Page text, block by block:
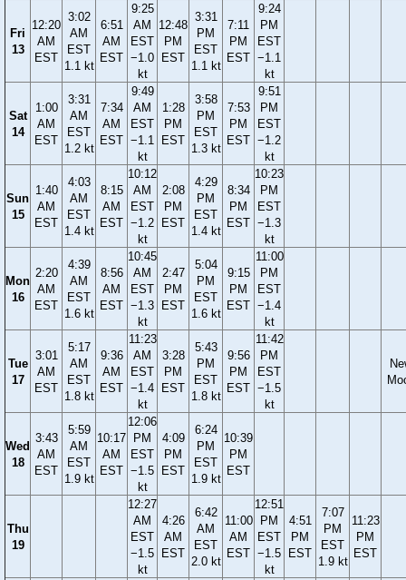
Fri
13
12:20
AM
EST
3:02
AM
EST
1.1 kt
6:51
AM
EST
9:25
AM
EST
−1.0
kt
12:48
PM
EST
3:31
PM
EST
1.1 kt
7:11
PM
EST
9:24
PM
EST
−1.1
kt
Sat
14
1:00
AM
EST
3:31
AM
EST
1.2 kt
7:34
AM
EST
9:49
AM
EST
−1.1
kt
1:28
PM
EST
3:58
PM
EST
1.3 kt
7:53
PM
EST
9:51
PM
EST
−1.2
kt
Sun
15
1:40
AM
EST
4:03
AM
EST
1.4 kt
8:15
AM
EST
10:12
AM
EST
−1.2
kt
2:08
PM
EST
4:29
PM
EST
1.4 kt
8:34
PM
EST
10:23
PM
EST
−1.3
kt
Mon
16
2:20
AM
EST
4:39
AM
EST
1.6 kt
8:56
AM
EST
10:45
AM
EST
−1.3
kt
2:47
PM
EST
5:04
PM
EST
1.6 kt
9:15
PM
EST
11:00
PM
EST
−1.4
kt
Tue
17
3:01
AM
EST
5:17
AM
EST
1.8 kt
9:36
AM
EST
11:23
AM
EST
−1.4
kt
3:28
PM
EST
5:43
PM
EST
1.8 kt
9:56
PM
EST
11:42
PM
EST
−1.5
kt
Wed
18
3:43
AM
EST
5:59
AM
EST
1.9 kt
10:17
AM
EST
12:06
PM
EST
−1.5
kt
4:09
PM
EST
6:24
PM
EST
1.9 kt
10:39
PM
EST
Thu
19
12:27
AM
EST
−1.5
kt
4:26
AM
EST
6:42
AM
EST
2.0 kt
11:00
AM
EST
12:51
PM
EST
−1.5
kt
4:51
PM
EST
7:07
PM
EST
1.9 kt
11:23
PM
EST